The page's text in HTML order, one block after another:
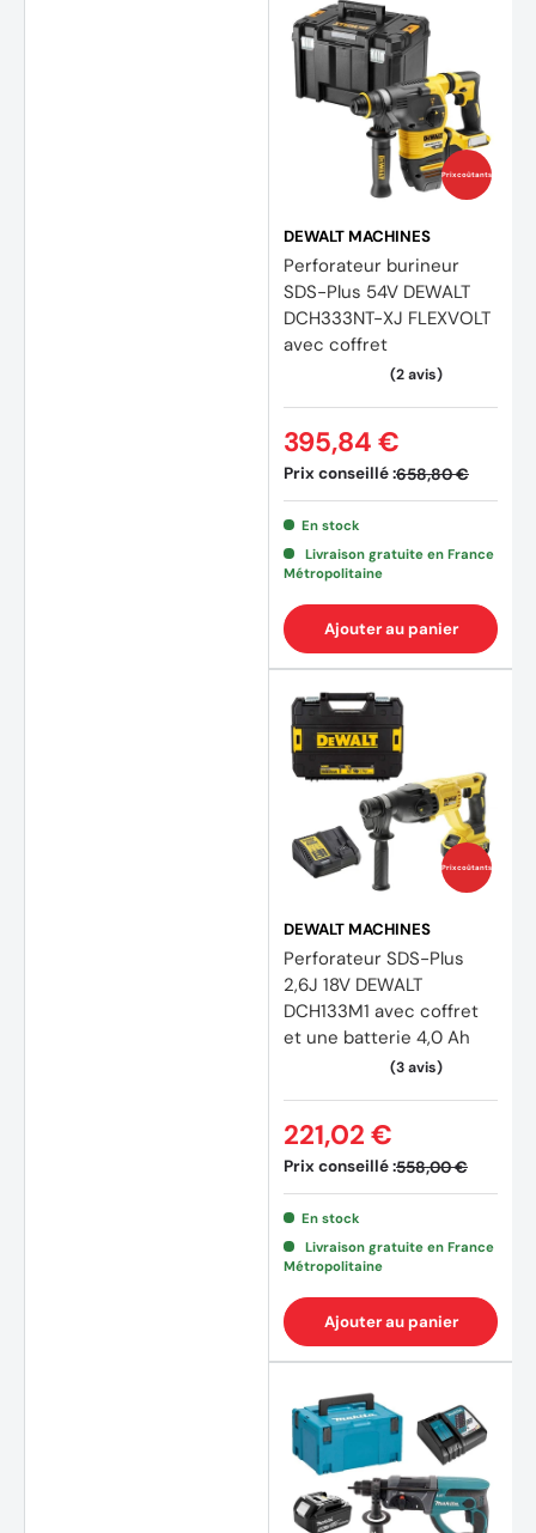
Prix coûtants
DEWALT MACHINES
Perforateur burineur
SDS-Plus 54V DEWALT
DCH333NT-XJ FLEXVOLT
avec coffret
Prix conseillé :658,80 €
395,84 €
En stock
Livraison gratuite en France
Métropolitaine
Ajouter au panier
Prix coûtants
DEWALT MACHINES
Perforateur SDS-Plus
2,6J 18V DEWALT
DCH133M1 avec coffret
et une batterie 4,0 Ah
Prix conseillé :558,00 €
221,02 €
En stock
Livraison gratuite en France
Métropolitaine
Ajouter au panier